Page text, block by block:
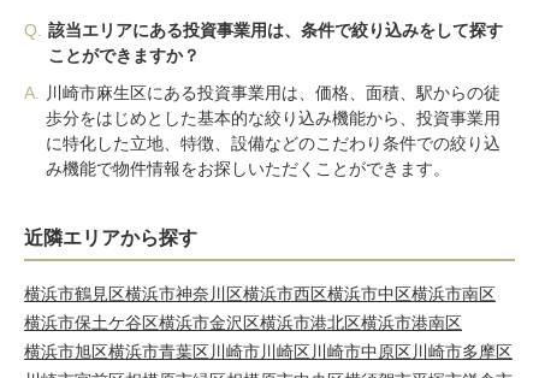
Q.
該当エリアにある投資事業用は、条件で絞り込みをして探す
ことができますか？
A.
川崎市麻生区にある投資事業用は、価格、面積、駅からの徒
歩分をはじめとした基本的な絞り込み機能から、投資事業用
に特化した立地、特徴、設備などのこだわり条件での絞り込
み機能で物件情報をお探しいただくことができます。
近隣エリアから探す
横浜市鶴見区横浜市神奈川区横浜市西区横浜市中区横浜市南区
横浜市保土ケ谷区横浜市金沢区横浜市港北区横浜市港南区
横浜市旭区横浜市青葉区川崎市川崎区川崎市中原区川崎市多摩区